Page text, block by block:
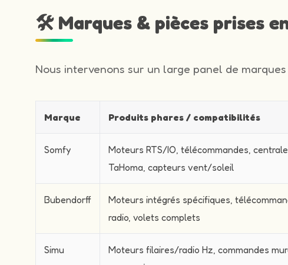
🛠️ Marques & pièces prises
Nous intervenons sur un large panel de marques
Marque Produits phares / compatibilités
Somfy
Moteurs RTS/IO, télécommandes,
TaHoma, capteurs vent/soleil
Bubendorff
Moteurs intégrés spécifiques,
radio, volets complets
Simu
Moteurs filaires/radio Hz, commandes